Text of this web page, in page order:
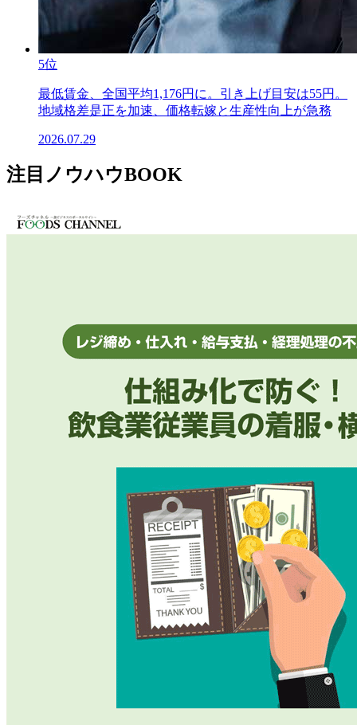
5位
最低賃金、全国平均1,176円に。引き上げ目安は55円。
地域格差是正を加速、価格転嫁と生産性向上が急務
2026.07.29
注目ノウハウBOOK